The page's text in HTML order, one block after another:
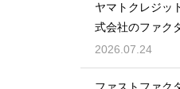
ヤマトクレジッ
式会社のファク
コミと実績
2026.07.24